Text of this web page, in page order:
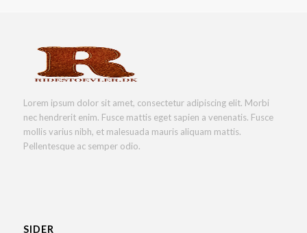
Lorem ipsum dolor sit amet, consectetur adipiscing elit. Morbi
nec hendrerit enim. Fusce mattis eget sapien a venenatis. Fusce
mollis varius nibh, et malesuada mauris aliquam mattis.
Pellentesque ac semper odio.
SIDER